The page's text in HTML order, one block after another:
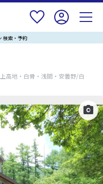
検索・予約
高地・白骨・浅間・安曇野/白